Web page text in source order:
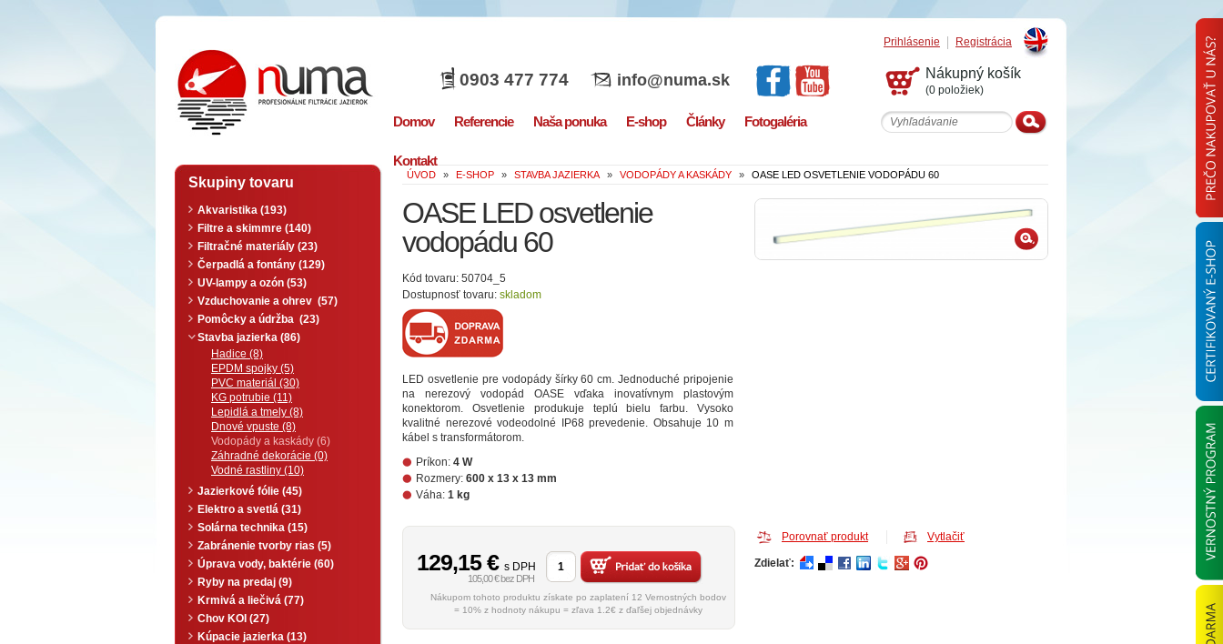
Registrácia
Prihlásenie
numa Nákupný košík
(0 položiek)
0903 477 774 info@numa.sk
Domov Referencie Naša ponuka E-shop Články Fotogaléria
Kontakt
ÚVOD » E-SHOP » STAVBA JAZIERKA » VODOPÁDY A KASKÁDY » OASE LED OSVETLENIE VODOPÁDU 60
OASE LED osvetlenie
vodopádu 60
Kód tovaru: 50704_5
Dostupnosť tovaru: skladom
LED osvetlenie pre vodopády šírky 60 cm. Jednoduché pripojenie
na nerezový vodopád OASE vďaka inovatívnym plastovým
konektorom. Osvetlenie produkuje teplú bielu farbu. Vysoko
kvalitné nerezové vodeodolné IP68 prevedenie. Obsahuje 10 m
kábel s transformátorom.
Príkon: 4 W
Rozmery: 600 x 13 x 13 mm
Váha: 1 kg
129,15€ s DPH
105,00 € bez DPH
Nákupom tohoto produktu získate po zaplatení 12 Vernostných bodov
= 10% z hodnoty nákupu = zľava 1.2€ z ďaľšej objednávky
Porovnať produkt Vytlačiť
Zdielať:
Skupiny tovaru
Akvaristika (193)
Filtre a skimmre (140)
Filtračné materiály (23)
Čerpadlá a fontány (129)
UV-lampy a ozón (53)
Vzduchovanie a ohrev (57)
Pomôcky a údržba (23)
Stavba jazierka (86)
Hadice (8)
EPDM spojky (5)
PVC materiál (30)
KG potrubie (11)
Lepidlá a tmely (8)
Dnové vpuste (8)
Vodopády a kaskády (6)
Záhradné dekorácie (0)
Vodné rastliny (10)
Jazierkové fólie (45)
Elektro a svetlá (31)
Solárna technika (15)
Zabránenie tvorby rias (5)
Úprava vody, baktérie (60)
Ryby na predaj (9)
Krmivá a liečivá (77)
Chov KOI (27)
Kúpacie jazierka (13)